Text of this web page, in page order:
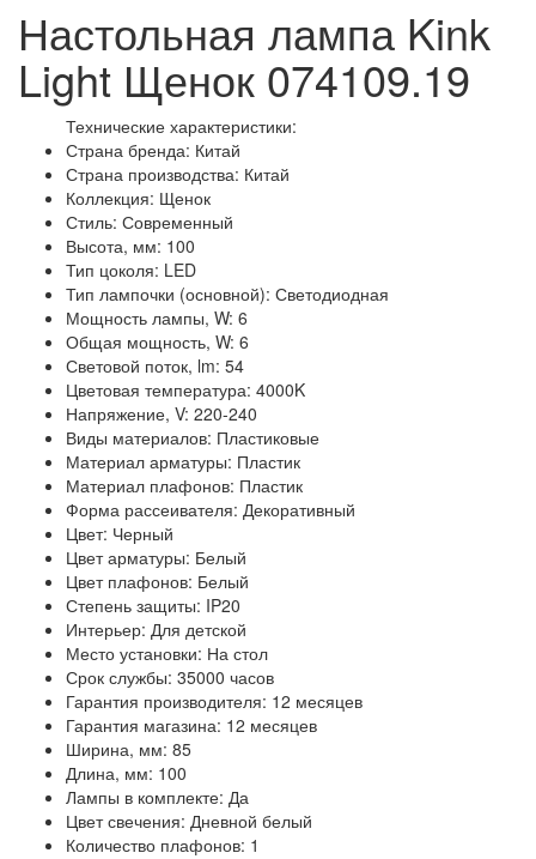
Настольная лампа Kink
Light Щенок 074109.19
Технические характеристики:
Страна бренда: Китай
Страна производства: Китай
Коллекция: Щенок
Стиль: Современный
Высота, мм: 100
Тип цоколя: LED
Тип лампочки (основной): Светодиодная
Мощность лампы, W: 6
Общая мощность, W: 6
Световой поток, lm: 54
Цветовая температура: 4000K
Напряжение, V: 220-240
Виды материалов: Пластиковые
Материал арматуры: Пластик
Материал плафонов: Пластик
Форма рассеивателя: Декоративный
Цвет: Черный
Цвет арматуры: Белый
Цвет плафонов: Белый
Степень защиты: IP20
Интерьер: Для детской
Место установки: На стол
Срок службы: 35000 часов
Гарантия производителя: 12 месяцев
Гарантия магазина: 12 месяцев
Ширина, мм: 85
Длина, мм: 100
Лампы в комплекте: Да
Цвет свечения: Дневной белый
Количество плафонов: 1